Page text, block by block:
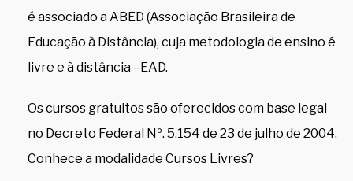
é associado a ABED (Associação Brasileira de
Educação à Distância), cuja metodologia de ensino é
livre e à distância –EAD.
Os cursos gratuitos são oferecidos com base legal
no Decreto Federal Nº. 5.154 de 23 de julho de 2004.
Conhece a modalidade Cursos Livres?